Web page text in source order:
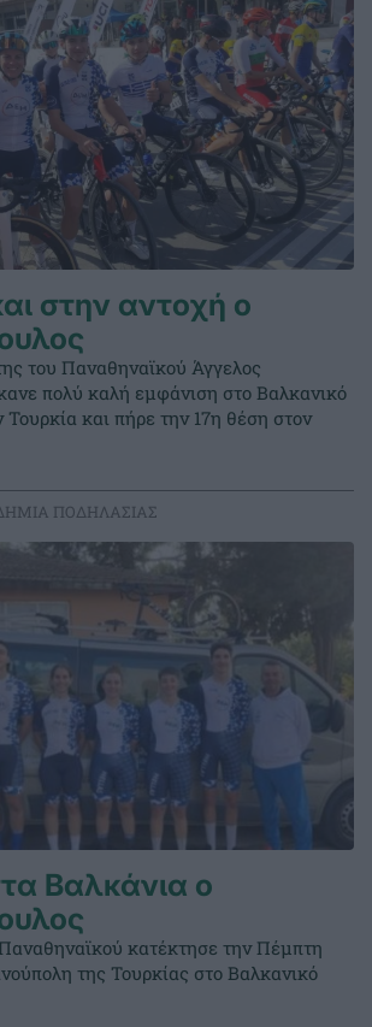
στην αντοχή ο
του Παναθηναϊκού Άγγελος
πολύ καλή εμφάνιση στο Βαλκανικό
και πήρε την 17η θέση στον
ΠΟΔΗΛΑΣΙΑΣ
Βαλκάνια ο
κατέκτησε την Πέμπτη
της Τουρκίας στο Βαλκανικό